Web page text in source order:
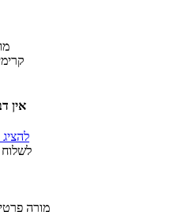
אין
להציג
לשלוח